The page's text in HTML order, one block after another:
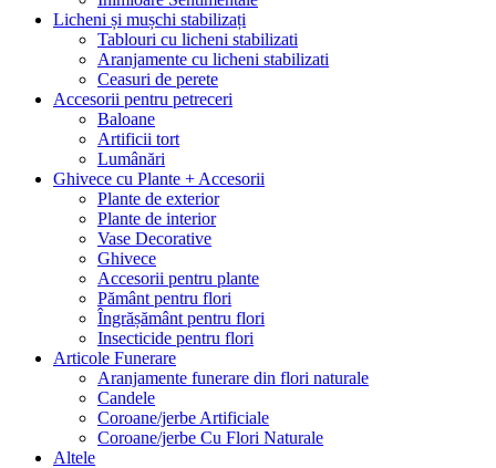
Licheni și mușchi stabilizați
Tablouri cu licheni stabilizati
Aranjamente cu licheni stabilizati
Ceasuri de perete
Accesorii pentru petreceri
Baloane
Artificii tort
Lumânări
Ghivece cu Plante + Accesorii
Plante de exterior
Plante de interior
Vase Decorative
Ghivece
Accesorii pentru plante
Pământ pentru flori
Îngrășământ pentru flori
Insecticide pentru flori
Articole Funerare
Aranjamente funerare din flori naturale
Candele
Coroane/jerbe Artificiale
Coroane/jerbe Cu Flori Naturale
Altele